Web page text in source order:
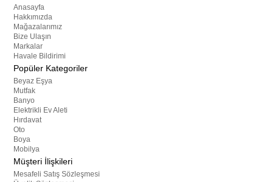
Anasayfa
Hakkımızda
Mağazalarımız
Bize Ulaşın
Markalar
Havale Bildirimi
Popüler Kategoriler
Beyaz Eşya
Mutfak
Banyo
Elektrikli Ev Aleti
Hırdavat
Oto
Boya
Mobilya
Müşteri İlişkileri
Mesafeli Satış Sözleşmesi